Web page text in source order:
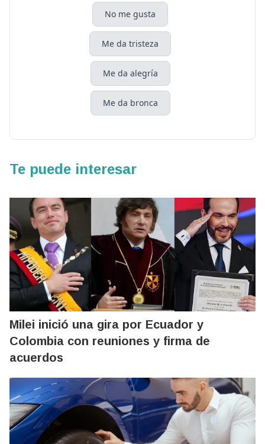
No me gusta
Me da tristeza
Me da alegría
Me da bronca
Te puede interesar
Milei inició una gira por Ecuador y
Colombia con reuniones y firma de
acuerdos